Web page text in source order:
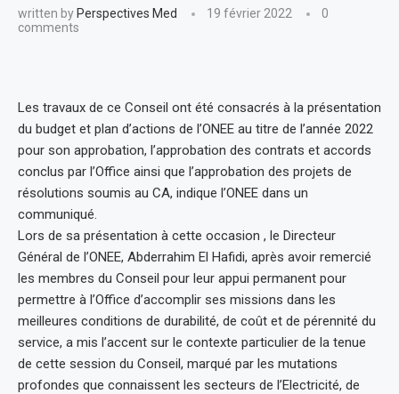
written by Perspectives Med 19 février 2022
0
comments
Les travaux de ce Conseil ont été consacrés à la présentation
du budget et plan d’actions de l’ONEE au titre de l’année 2022
pour son approbation, l’approbation des contrats et accords
conclus par l’Office ainsi que l’approbation des projets de
résolutions soumis au CA, indique l’ONEE dans un
communiqué.
Lors de sa présentation à cette occasion , le Directeur
Général de l’ONEE, Abderrahim El Hafidi, après avoir remercié
les membres du Conseil pour leur appui permanent pour
permettre à l’Office d’accomplir ses missions dans les
meilleures conditions de durabilité, de coût et de pérennité du
service, a mis l’accent sur le contexte particulier de la tenue
de cette session du Conseil, marqué par les mutations
profondes que connaissent les secteurs de l’Electricité, de